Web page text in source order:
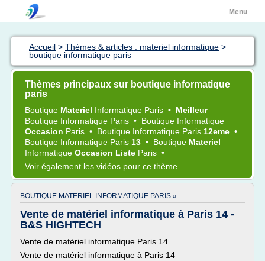
Menu
Accueil > Thèmes & articles : materiel informatique >
boutique informatique paris
Thèmes principaux sur boutique informatique
paris
Boutique Materiel Informatique Paris • Meilleur
Boutique Informatique Paris • Boutique Informatique
Occasion Paris • Boutique Informatique Paris 12eme •
Boutique Informatique Paris 13 • Boutique Materiel
Informatique Occasion Liste Paris •
Voir également les vidéos pour ce thème
BOUTIQUE MATERIEL INFORMATIQUE PARIS »
Vente de matériel informatique à Paris 14 -
B&S HIGHTECH
Vente de matériel informatique Paris 14
Vente de matériel informatique à Paris 14